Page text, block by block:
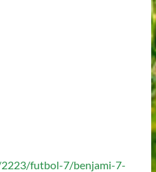
futbol-7/benjami-7-